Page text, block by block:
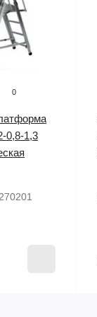
0
0,8-1,3